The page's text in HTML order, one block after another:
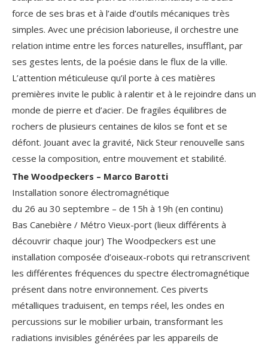
force de ses bras et à l’aide d’outils mécaniques très
simples. Avec une précision laborieuse, il orchestre une
relation intime entre les forces naturelles, insufflant, par
ses gestes lents, de la poésie dans le flux de la ville.
L’attention méticuleuse qu’il porte à ces matières
premières invite le public à ralentir et à le rejoindre dans un
monde de pierre et d’acier. De fragiles équilibres de
rochers de plusieurs centaines de kilos se font et se
défont. Jouant avec la gravité, Nick Steur renouvelle sans
cesse la composition, entre mouvement et stabilité.
The Woodpeckers – Marco Barotti
Installation sonore électromagnétique
du 26 au 30 septembre – de 15h à 19h (en continu)
Bas Canebière / Métro Vieux-port (lieux différents à
découvrir chaque jour) The Woodpeckers est une
installation composée d’oiseaux-robots qui retranscrivent
les différentes fréquences du spectre électromagnétique
présent dans notre environnement. Ces piverts
métalliques traduisent, en temps réel, les ondes en
percussions sur le mobilier urbain, transformant les
radiations invisibles générées par les appareils de